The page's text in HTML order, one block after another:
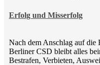
Erfolg und Misserfolg
Nach dem Anschlag auf die
Berliner CSD bleibt alles
Bestrafen, Verbieten,